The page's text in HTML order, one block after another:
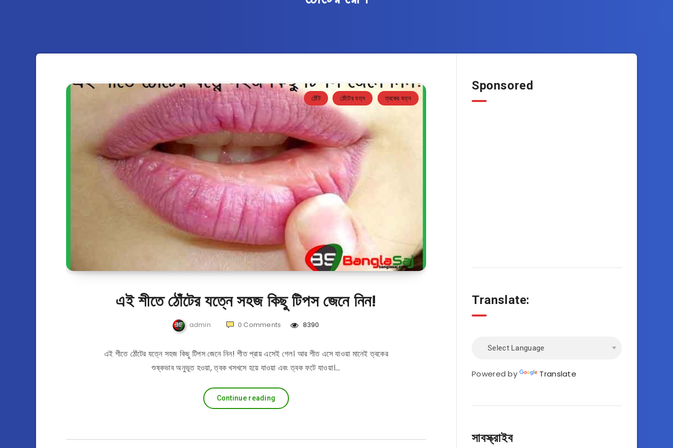
ঠোঁট ঠোঁটের যত্ন ত্বকের যত্ন
এই শীতে ঠোঁটের যত্নে সহজ কিছু টিপস জেনে নিন!
admin 0 Comments 8390
এই শীতে ঠোঁটের যত্নে সহজ কিছু টিপস জেনে নিন! শীত প্রায় এসেই গেল। আর শীত এসে যাওয়া মানেই ত্বকের
শুষ্কভাব অনুভূত হওয়া, ত্বক খসখসে হয়ে যাওয়া এবং ত্বক ফটে যাওয়া।…
Continue reading
Sponsored
Translate:
Powered by Translate
সাবস্ক্রাইব